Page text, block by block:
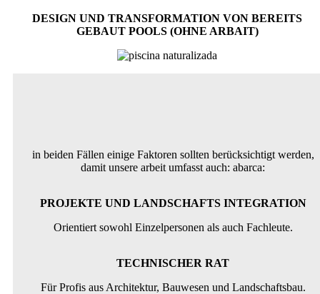
DESIGN UND TRANSFORMATION VON BEREITS
GEBAUT POOLS (OHNE ARBAIT)
in beiden Fällen einige Faktoren sollten berücksichtigt werden,
damit unsere arbeit umfasst auch: abarca:
PROJEKTE UND LANDSCHAFTS INTEGRATION
Orientiert sowohl Einzelpersonen als auch Fachleute.
TECHNISCHER RAT
Für Profis aus Architektur, Bauwesen und Landschaftsbau.